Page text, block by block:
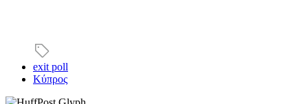
exit poll
Κύπρος